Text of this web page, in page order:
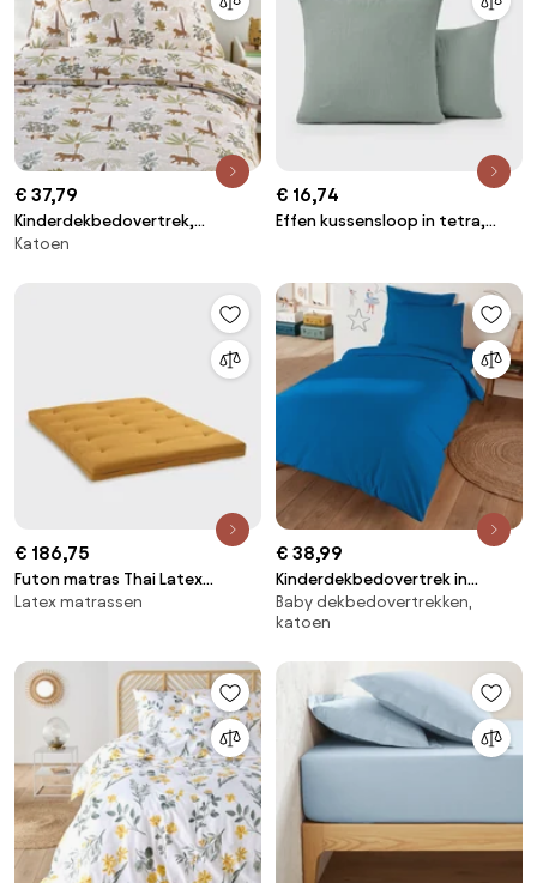
€ 37,79
Kinderdekbedovertrek,
gewassen katoen, jungleprint,
Katoen
€ 16,74
Effen kussensloop in tetra,
€ 186,75
Futon matras Thai Latex
katoen polyester
Latex matrassen
€ 38,99
Kinderdekbedovertrek in
perkaal katoen, 80 draden,
Scénario
Baby dekbedovertrekken,
katoen